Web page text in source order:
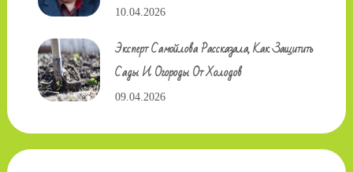
10.04.2026
Эксперт Самойлова Рассказала, Как Защитить
Сады И Огороды От Холодов
09.04.2026